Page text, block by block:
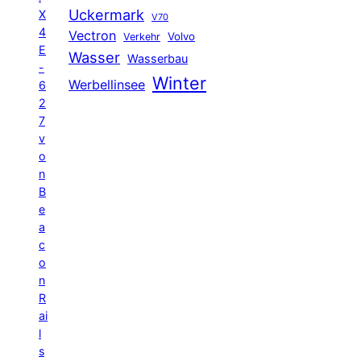
X
4
E
-
6
2
7
v
o
n
B
e
a
c
o
n
R
ai
l
s
Uckermark V70
Vectron Verkehr Volvo
Wasser Wasserbau
Werbellinsee Winter